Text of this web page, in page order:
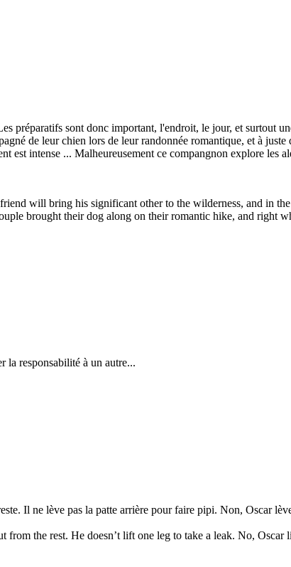
préparatifs sont donc important, l'endroit, le jour, et surtout
de leur chien lors de leur randonnée romantique, et à juste
est intense ... Malheureusement ce compangnon explore les
will bring his significant other to the wilderness, and in the
brought their dog along on their romantic hike, and right
la responsabilité à un autre...
Il ne lève pas la patte arrière pour faire pipi. Non, Oscar
from the rest. He doesn’t lift one leg to take a leak. No, Oscar